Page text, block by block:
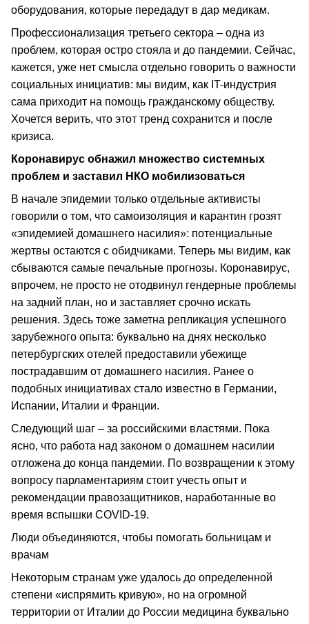
оборудования, которые передадут в дар медикам.
Профессионализация третьего сектора – одна из
проблем, которая остро стояла и до пандемии. Сейчас,
кажется, уже нет смысла отдельно говорить о важности
социальных инициатив: мы видим, как IT-индустрия
сама приходит на помощь гражданскому обществу.
Хочется верить, что этот тренд сохранится и после
кризиса.
Коронавирус обнажил множество системных
проблем и заставил НКО мобилизоваться
В начале эпидемии только отдельные активисты
говорили о том, что самоизоляция и карантин грозят
«эпидемией домашнего насилия»: потенциальные
жертвы остаются с обидчиками. Теперь мы видим, как
сбываются самые печальные прогнозы. Коронавирус,
впрочем, не просто не отодвинул гендерные проблемы
на задний план, но и заставляет срочно искать
решения. Здесь тоже заметна репликация успешного
зарубежного опыта: буквально на днях несколько
петербургских отелей предоставили убежище
пострадавшим от домашнего насилия. Ранее о
подобных инициативах стало известно в Германии,
Испании, Италии и Франции.
Следующий шаг – за российскими властями. Пока
ясно, что работа над законом о домашнем насилии
отложена до конца пандемии. По возвращении к этому
вопросу парламентариям стоит учесть опыт и
рекомендации правозащитников, наработанные во
время вспышки COVID-19.
Люди объединяются, чтобы помогать больницам и
врачам
Некоторым странам уже удалось до определенной
степени «испрямить кривую», но на огромной
территории от Италии до России медицина буквально